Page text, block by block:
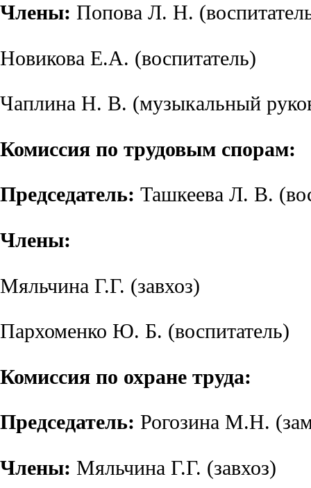
Члены: Попова Л. Н.
Новикова Е.А. (воспитатель)
Чаплина Н. В. (музыкальный
Комиссия по трудовым спорам:
Председатель: Ташкеева Л. В.
Члены:
Мяльчина Г.Г. (завхоз)
Пархоменко Ю. Б. (воспитатель)
Комиссия по охране труда:
Председатель: Рогозина М.Н.
Члены: Мяльчина Г.Г. (завхоз)